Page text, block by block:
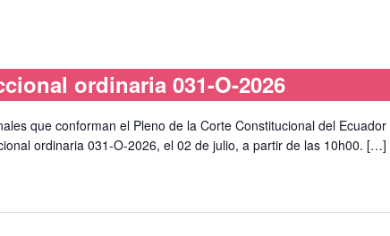
ordinaria 031-O-2026
que conforman el Pleno de la Corte Constitucional del Ecuador
ordinaria 031-O-2026, el 02 de julio, a partir de las 10h00. […]